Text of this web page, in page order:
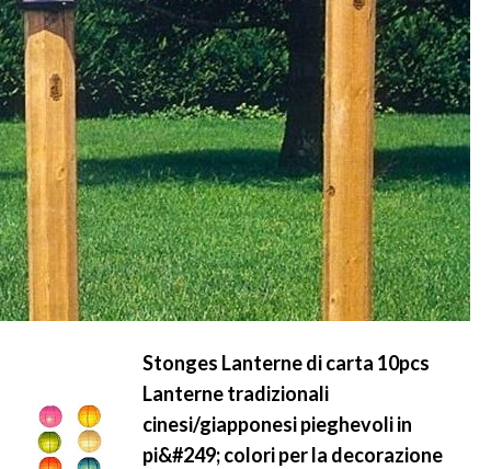
Stonges Lanterne di carta 10pcs
Lanterne tradizionali
cinesi/giapponesi pieghevoli in
pi&#249; colori per la decorazione